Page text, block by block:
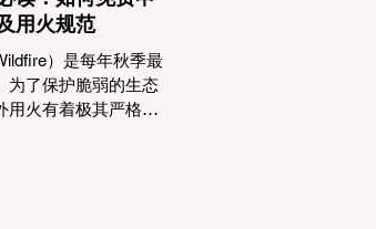
用火规范
）是每年秋季最
为了保护脆弱的生态
用火有着极其严格的